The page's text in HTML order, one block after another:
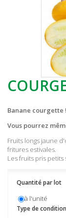
Banane courgette !
Vous pourrez
Fruits longs jaune
fritures estivales.
Les fruits pris
Quantité par lot
à l'unité
Type de